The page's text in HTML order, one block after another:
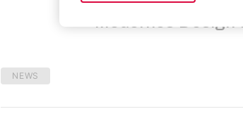
Modernes Design
NEWS